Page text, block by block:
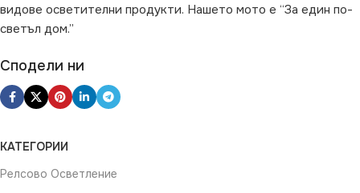
видове осветителни продукти. Нашето мото е “За един по-
светъл дом.”
Сподели ни
КАТЕГОРИИ
Релсово Осветление